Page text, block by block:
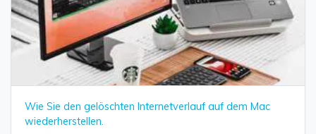
Wie Sie den gelöschten Internetverlauf auf dem Mac
wiederherstellen.